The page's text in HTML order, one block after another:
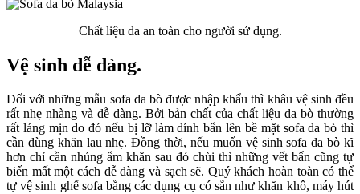
Chất liệu da an toàn cho người sử dụng.
Vệ sinh dễ dàng.
Đối với những mẫu sofa da bò được nhập khẩu thì khâu vệ sinh đều
rất nhẹ nhàng và dễ dàng. Bởi bản chất của chất liệu da bò thường
rất láng mịn do đó nếu bị lỡ làm dính bẩn lên bề mặt sofa da bò thì
cần dùng khăn lau nhẹ. Đồng thời, nếu muốn vệ sinh sofa da bò kĩ
hơn chỉ cần nhúng ẩm khăn sau đó chùi thì những vết bẩn cũng tự
biến mất một cách dễ dàng và sạch sẽ. Quý khách hoàn toàn có thể
tự vệ sinh ghế sofa bằng các dụng cụ có sẵn như khăn khô, máy hút